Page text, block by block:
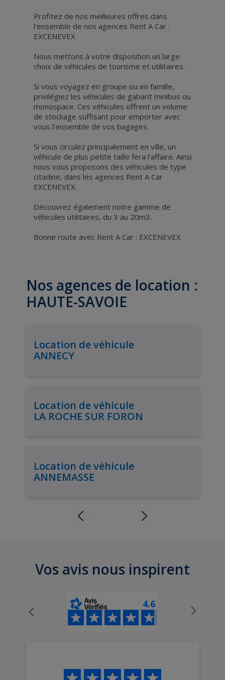
Profitez de nos meilleures offres dans
l'ensemble de nos agences Rent A Car :
EXCENEVEX
Nous mettons à votre disposition un large
choix de véhicules de tourisme et utilitaires.
Si vous voyagez en groupe ou en famille,
privilégiez les véhicules de gabarit minibus ou
monospace. Ces véhicules offrent un volume
de stockage suffisant pour emporter avec
vous l'ensemble de vos bagages.
Si vous circulez principalement en ville, un
véhicule de plus petite taille fera l'affaire. Ainsi
nous vous proposons des véhicules de type
citadine, dans les agences Rent A Car
EXCENEVEX.
Découvrez également notre gamme de
véhicules utilitaires, du 3 au 20m3.
Bonne route avec Rent A Car : EXCENEVEX
Nos agences de location :
HAUTE-SAVOIE
Location de véhicule
ANNECY
Location de véhicule
LA ROCHE SUR FORON
Location de véhicule
ANNEMASSE
Vos avis nous inspirent
4.6